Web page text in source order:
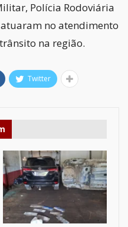
Polícia Rodoviária
no atendimento
na região.
Twitter